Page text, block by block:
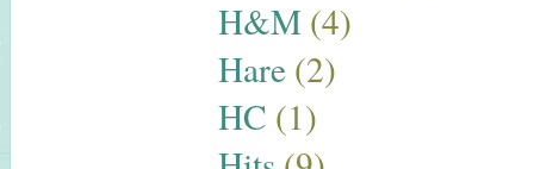
H&M (4)
Hare (2)
HC (1)